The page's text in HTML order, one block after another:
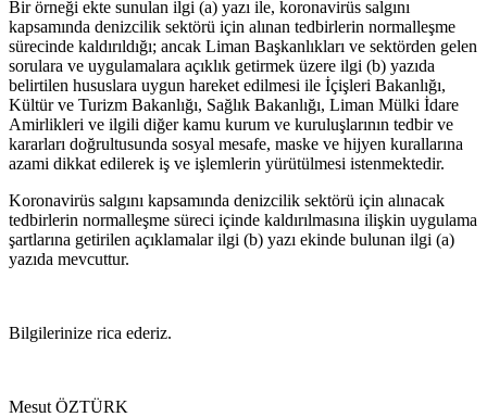
Bir örneği ekte sunulan ilgi (a) yazı ile, koronavirüs salgını
kapsamında denizcilik sektörü için alınan tedbirlerin normalleşme
sürecinde kaldırıldığı; ancak Liman Başkanlıkları ve sektörden gelen
sorulara ve uygulamalara açıklık getirmek üzere ilgi (b) yazıda
belirtilen hususlara uygun hareket edilmesi ile İçişleri Bakanlığı,
Kültür ve Turizm Bakanlığı, Sağlık Bakanlığı, Liman Mülki İdare
Amirlikleri ve ilgili diğer kamu kurum ve kuruluşlarının tedbir ve
kararları doğrultusunda sosyal mesafe, maske ve hijyen kurallarına
azami dikkat edilerek iş ve işlemlerin yürütülmesi istenmektedir.
Koronavirüs salgını kapsamında denizcilik sektörü için alınacak
tedbirlerin normalleşme süreci içinde kaldırılmasına ilişkin uygulama
şartlarına getirilen açıklamalar ilgi (b) yazı ekinde bulunan ilgi (a)
yazıda mevcuttur.
Bilgilerinize rica ederiz.
Mesut ÖZTÜRK